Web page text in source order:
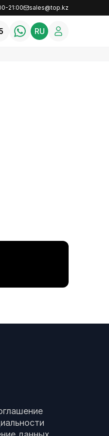
21:00 sales@top.kz
RU